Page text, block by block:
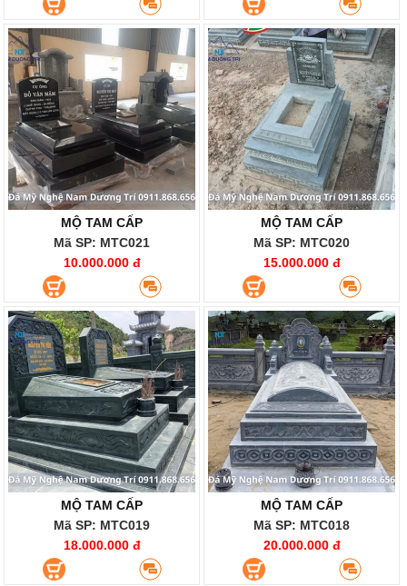
MỘ TAM CẤP
Mã SP: MTC021
10.000.000 đ
MỘ TAM CẤP
Mã SP: MTC020
15.000.000 đ
MỘ TAM CẤP
Mã SP: MTC019
18.000.000 đ
MỘ TAM CẤP
Mã SP: MTC018
20.000.000 đ